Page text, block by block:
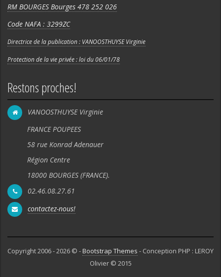
RM BOURGES Bourges 478 252 026
Code NAFA : 3299ZC
Directrice de la publication : VANOOSTHUYSE Virginie
Protection de la vie privée : loi du 06/01/78
Restons proches!
VANOOSTHUYSE Virginie
FRANCE POUPEES
58 rue Konrad Adenauer
Région Centre
18000 BOURGES (FRANCE).
02.46.08.27.61
contactez-nous!
Copyright 2006 - 2026 © -Bootstrap Themes - Conception PHP : LEROY
Olivier © 2015